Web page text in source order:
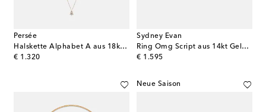
Persée
Halskette Alphabet A aus 18kt Gelbgold mit Diamanten
€ 1.320
original price
Sydney Evan
Ring Omg Script aus 14kt Gelbgold mit Diamanten
€ 1.595
original price
Neue Saison